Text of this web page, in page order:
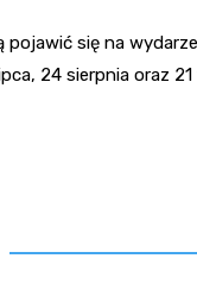
się na
24 sierpnia oraz 21